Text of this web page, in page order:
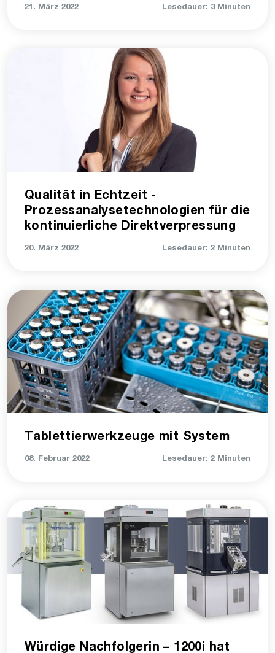
21. März 2022 Lesedauer: 3 Minuten
Qualität in Echtzeit -
Prozessanalysetechnologien für die
kontinuierliche Direktverpressung
20. März 2022 Lesedauer: 2 Minuten
Tablettierwerkzeuge mit System
08. Februar 2022 Lesedauer: 2 Minuten
Würdige Nachfolgerin – 1200i hat